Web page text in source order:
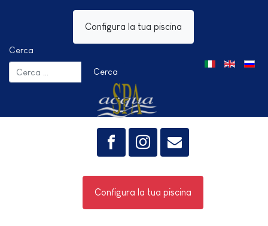
Configura la tua piscina
Cerca
Cerca
Seleziona la tua
Configura la tua piscina